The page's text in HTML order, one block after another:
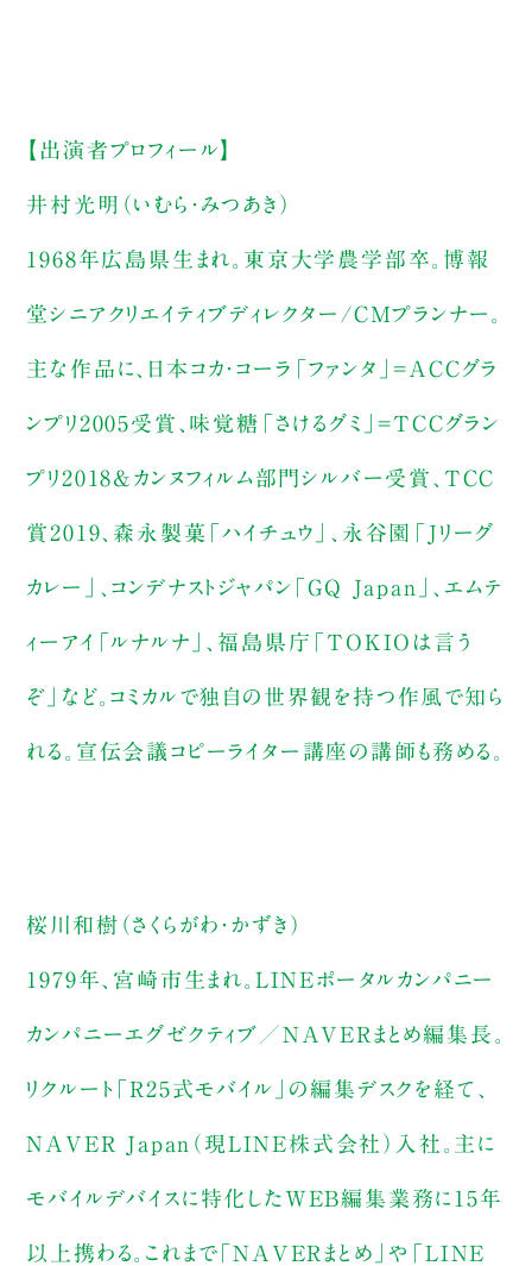
【出演者プロフィール】
井村光明（いむら・みつあき）
1968年広島県生まれ。東京大学農学部卒。博報
堂シニアクリエイティブディレクター/CMプランナー。
主な作品に、日本コカ・コーラ「ファンタ」=ACCグラ
ンプリ2005受賞、味覚糖「さけるグミ」=TCCグラン
プリ2018&カンヌフィルム部門シルバー受賞、TCC
賞2019、森永製菓「ハイチュウ」、永谷園「Jリーグ
カレー」、コンデナストジャパン「GQ Japan」、エムテ
ィーアイ「ルナルナ」、福島県庁「TOKIOは言う
ぞ」など。コミカルで独自の世界観を持つ作風で知ら
れる。宣伝会議コピーライター講座の講師も務める。
桜川和樹（さくらがわ・かずき）
1979年、宮崎市生まれ。LINEポータルカンパニー
カンパニーエグゼクティブ／NAVERまとめ編集長。
リクルート「R25式モバイル」の編集デスクを経て、
NAVER Japan（現LINE株式会社）入社。主に
モバイルデバイスに特化したWEB編集業務に15年
以上携わる。これまで「NAVERまとめ」や「LINE